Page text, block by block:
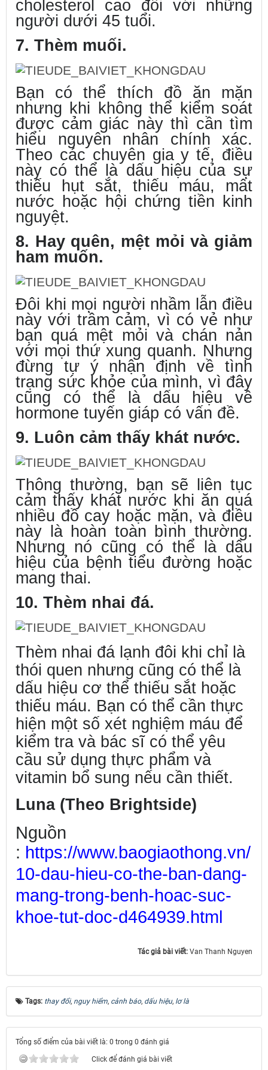
cholesterol cao đối với những
người dưới 45 tuổi.
7. Thèm muối.
Bạn có thể thích đồ ăn mặn
nhưng khi không thể kiểm soát
được cảm giác này thì cần tìm
hiểu nguyên nhân chính xác.
Theo các chuyên gia y tế, điều
này có thể là dấu hiệu của sự
thiếu hụt sắt, thiếu máu, mất
nước hoặc hội chứng tiền kinh
nguyệt.
8. Hay quên, mệt mỏi và giảm
ham muốn.
Đôi khi mọi người nhầm lẫn điều
này với trầm cảm, vì có vẻ như
bạn quá mệt mỏi và chán nản
với mọi thứ xung quanh. Nhưng
đừng tự ý nhận định về tình
trạng sức khỏe của mình, vì đây
cũng có thể là dấu hiệu về
hormone tuyến giáp có vấn đề.
9. Luôn cảm thấy khát nước.
Thông thường, bạn sẽ liên tục
cảm thấy khát nước khi ăn quá
nhiều đồ cay hoặc mặn, và điều
này là hoàn toàn bình thường.
Nhưng nó cũng có thể là dấu
hiệu của bệnh tiểu đường hoặc
mang thai.
10. Thèm nhai đá.
Thèm nhai đá lạnh đôi khi chỉ là
thói quen nhưng cũng có thể là
dấu hiệu cơ thể thiếu sắt hoặc
thiếu máu. Bạn có thể cần thực
hiện một số xét nghiệm máu để
kiểm tra và bác sĩ có thể yêu
cầu sử dụng thực phẩm và
vitamin bổ sung nếu cần thiết.
Luna (Theo Brightside)
Nguồn
: https://www.baogiaothong.vn/
10-dau-hieu-co-the-ban-dang-
mang-trong-benh-hoac-suc-
khoe-tut-doc-d464939.html
Tác giả bài viết: Van Thanh Nguyen
Tags: thay đổi, nguy hiểm, cảnh báo, dấu hiệu, lơ là
Tổng số điểm của bài viết là: 0 trong 0 đánh giá
Click để đánh giá bài viết